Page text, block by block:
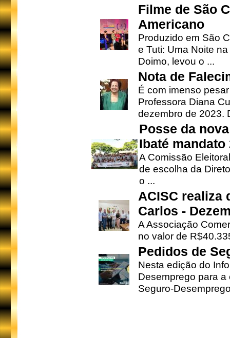
Filme de São
Americano
Produzido em São
e Tuti: Uma Noite
Doimo, levou o ...
Nota de
É com imenso
Professora Diana
dezembro de 2023.
Posse da
Ibaté mandato
A Comissão
de escolha da
o ...
ACISC realiza
Carlos -
A Associação
no valor de
Pedidos de
Nesta edição do
Desemprego para
Seguro-